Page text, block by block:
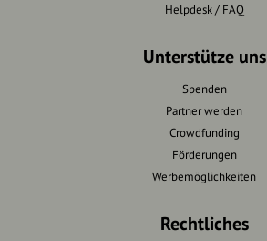
Helpdesk / FAQ
Unterstütze uns
Spenden
Partner werden
Crowdfunding
Förderungen
Werbemöglichkeiten
Rechtliches